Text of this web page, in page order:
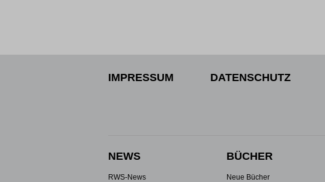
IMPRESSUM DATENSCHUTZ
NEWS
RWS-News
BÜCHER
Neue Bücher